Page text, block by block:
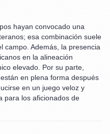
hayan convocado una
esa combinación suele
campo. Además, la presencia
en la alineación
elevado. Por su parte,
en plena forma después
en un juego veloz y
para los aficionados de